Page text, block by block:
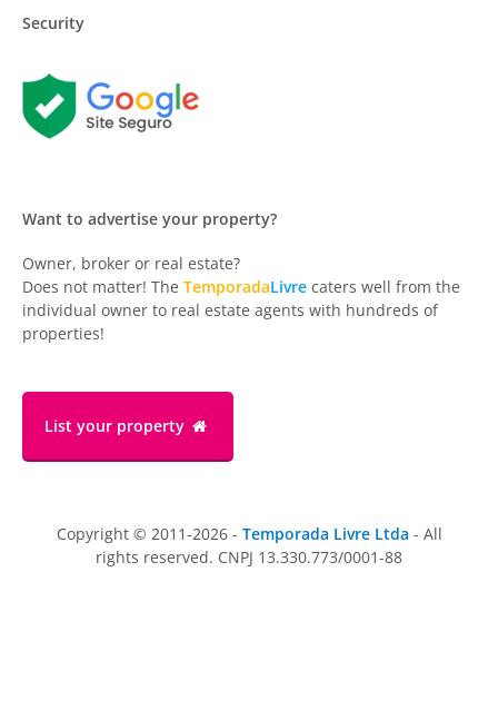
Security
Want to advertise your property?
Owner, broker or real estate?
Does not matter! The TemporadaLivre caters well from the
individual owner to real estate agents with hundreds of
properties!
List your property
Copyright © 2011-2026 - Temporada Livre Ltda - All
rights reserved. CNPJ 13.330.773/0001-88